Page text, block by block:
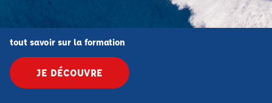
tout savoir sur la formation
JE DÉCOUVRE